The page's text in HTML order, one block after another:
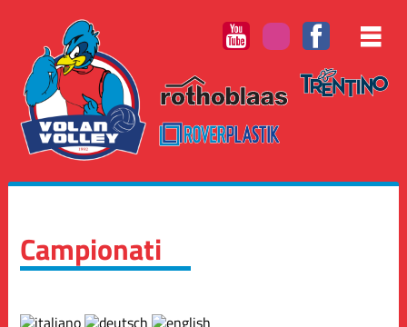
Campionati